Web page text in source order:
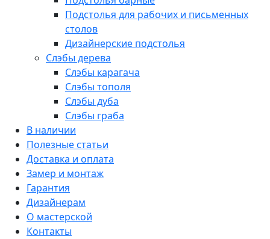
Подстолья для рабочих и письменных
столов
Дизайнерские подстолья
Слэбы дерева
Слэбы карагача
Слэбы тополя
Слэбы дуба
Слэбы граба
В наличии
Полезные статьи
Доставка и оплата
Замер и монтаж
Гарантия
Дизайнерам
О мастерской
Контакты